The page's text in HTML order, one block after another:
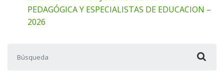
PEDAGÓGICA Y ESPECIALISTAS DE EDUCACION –
2026